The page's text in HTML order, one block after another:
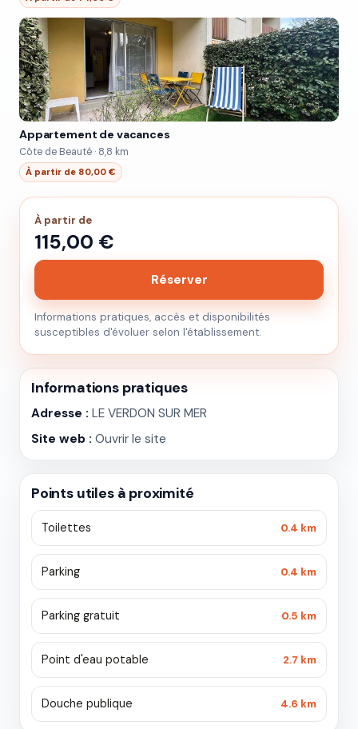
Appartement de vacances
Côte de Beauté · 8,8 km
À partir de 80,00 €
À partir de
115,00 €
Réserver
Informations pratiques, accès et disponibilités
susceptibles d'évoluer selon l'établissement.
Informations pratiques
Adresse : LE VERDON SUR MER
Site web : Ouvrir le site
Points utiles à proximité
Toilettes 0.4 km
Parking 0.4 km
Parking gratuit 0.5 km
Point d'eau potable 2.7 km
Douche publique 4.6 km